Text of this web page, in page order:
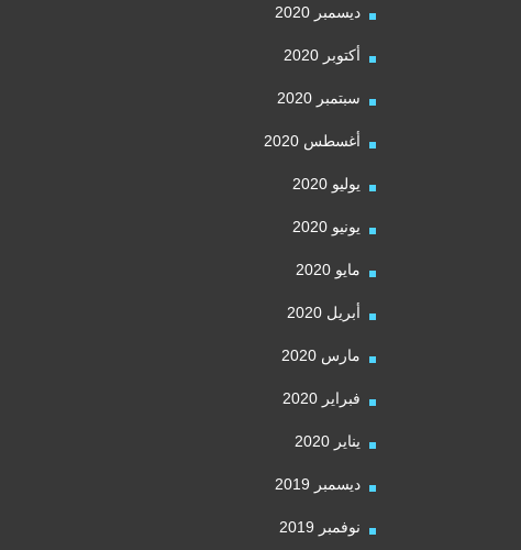
ديسمبر 2020
أكتوبر 2020
سبتمبر 2020
أغسطس 2020
يوليو 2020
يونيو 2020
مايو 2020
أبريل 2020
مارس 2020
فبراير 2020
يناير 2020
ديسمبر 2019
نوفمبر 2019